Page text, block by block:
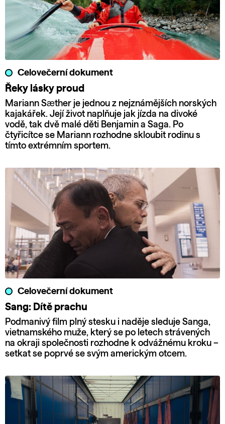
Celovečerní dokument
Řeky lásky proud
Mariann Sæther je jednou z nejznámějších norských
kajakářek. Její život naplňuje jak jízda na divoké
vodě, tak dvě malé děti Benjamin a Saga. Po
čtyřicítce se Mariann rozhodne skloubit rodinu s
tímto extrémním sportem.
Celovečerní dokument
Sang: Dítě prachu
Podmanivý film plný stesku i naděje sleduje Sanga,
vietnamského muže, který se po letech strávených
na okraji společnosti rozhodne k odvážnému kroku –
setkat se poprvé se svým americkým otcem.